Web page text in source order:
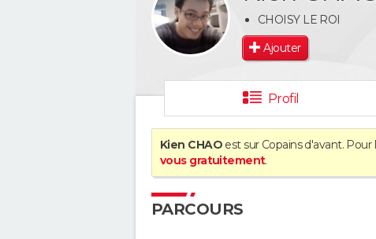
CHOISY LE ROI
Ajouter
Profil
Kien CHAOest sur Copains d'avant. Pour
vous gratuitement.
PARCOURS